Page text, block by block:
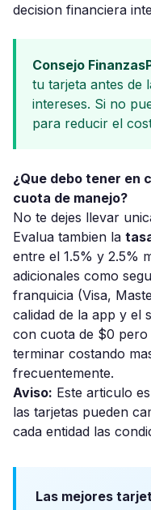
decision financiera
Consejo
tu tarjeta antes de
intereses. Si no
para reducir el
¿Que debo tener en
cuota de manejo?
No te dejes llevar
Evalua tambien la
entre el 1.5% y 2.5%
adicionales como
franquicia (Visa,
calidad de la app y el
con cuota de $0 pero
terminar costando
frecuentemente.
Aviso: Este articulo
las tarjetas pueden
cada entidad las
Las mejores